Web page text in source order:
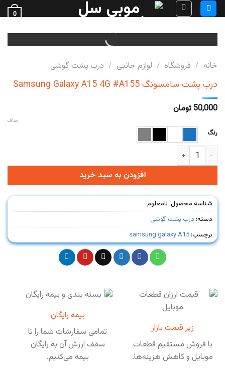
Skip
to
content
0
خانه / فروشگاه / لوازم جانبی / درب پشت گوشی
درب پشت سامسونگ Samsung Galaxy A15 4G #A155
50,000 تومان
رنگ
صاف
درب پشت سامسونگ Samsung Galaxy A15 4G #A155 عدد
افزودن به سبد خرید
شناسه محصول: نامعلوم
دسته: درب پشت گوشی
برچسب: samsung galaxy A15
زیر قیمت بازار
با فروش مستقیم قطعات
موبایل و کاهش هزینه‌ها.
بیمه رایگان
تمامی سفارشات شما را تا
سقف ارزش آن به رایگان
بیمه می‌کنیم.